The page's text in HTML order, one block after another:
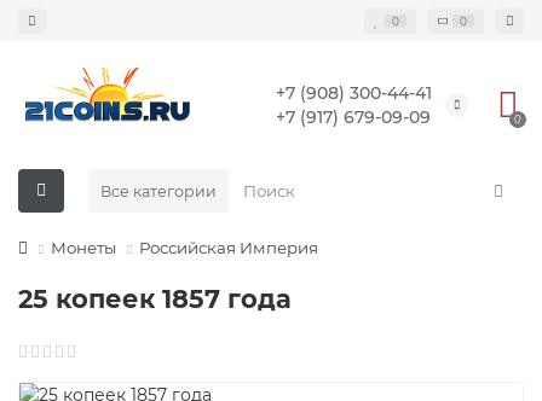
0 0
+7 (908) 300-44-41
+7 (917) 679-09-09
0
Все категории
Монеты Российская Империя
25 копеек 1857 года